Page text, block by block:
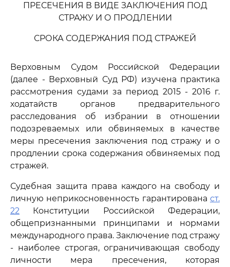
ПРЕСЕЧЕНИЯ В ВИДЕ ЗАКЛЮЧЕНИЯ ПОД
СТРАЖУ И О ПРОДЛЕНИИ
СРОКА СОДЕРЖАНИЯ ПОД СТРАЖЕЙ
Верховным Судом Российской Федерации
(далее - Верховный Суд РФ) изучена практика
рассмотрения судами за период 2015 - 2016 г.
ходатайств органов предварительного
расследования об избрании в отношении
подозреваемых или обвиняемых в качестве
меры пресечения заключения под стражу и о
продлении срока содержания обвиняемых под
стражей.
Судебная защита права каждого на свободу и
личную неприкосновенность гарантирована ст.
22 Конституции Российской Федерации,
общепризнанными принципами и нормами
международного права. Заключение под стражу
- наиболее строгая, ограничивающая свободу
личности мера пресечения, которая